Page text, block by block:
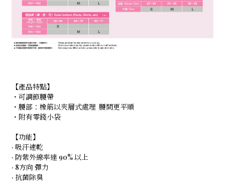
【產品特點】
・可調節腰帶
・腰部：橡筋以夾層式處理 腰間更平順
・附有零錢小袋
【功能】
· 吸汗速乾
· 防紫外線率達 90% 以上
· 8方向 彈力
· 抗菌除臭